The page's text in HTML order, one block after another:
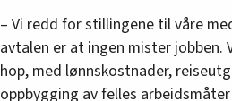
– Vi redd for stillingene til våre
avtalen er at ingen mister jobben.
hop, med lønnskostnader,
oppbygging av felles